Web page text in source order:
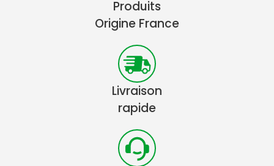
Produits
Origine France
Livraison
rapide